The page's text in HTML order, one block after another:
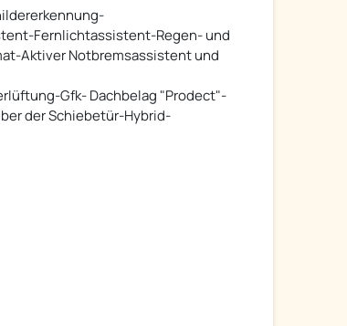
Fernlichtassistent-Regen- und
Aktiver Notbremsassistent und
Gfk- Dachbelag "Prodect"-
der Schiebetür-Hybrid-